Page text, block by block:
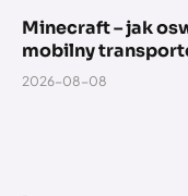
Minecraft – jak
mobilny
2026-08-08